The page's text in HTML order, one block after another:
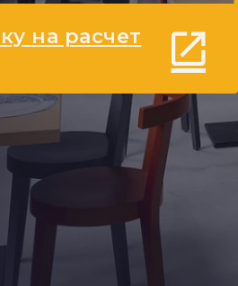
на расчет